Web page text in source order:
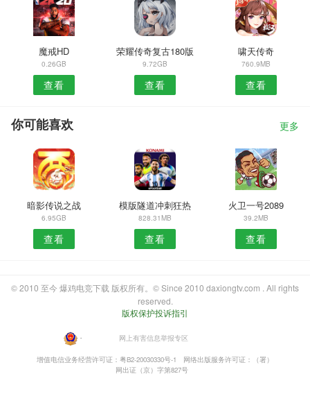
魔戒HD
0.26GB
查看
荣耀传奇复古180版
9.72GB
查看
啸天传奇
760.9MB
查看
你可能喜欢 更多
暗影传说之战
6.95GB
查看
模版隧道冲刺狂热
828.31MB
查看
火卫一号2089
39.2MB
查看
© 2010 至今 爆鸡电竞下载 版权所有。© Since 2010 daxiongtv.com . All rights
reserved.
版权保护投诉指引
・ 网上有害信息举报专区
增值电信业务经营许可证：粤B2-20030330号-1
网络出版服务许可证：（署）
网出证（京）字第827号